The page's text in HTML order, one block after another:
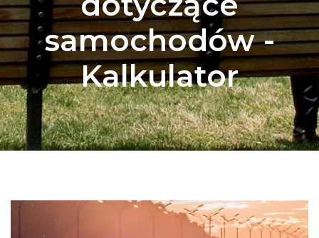
samochodów -
Kalkulator